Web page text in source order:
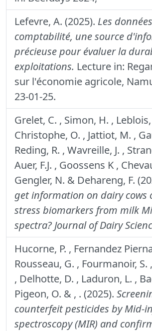
Lefevre, A. (2025). Les
comptabilité, une source
précieuse pour évaluer la
exploitations. Lecture in:
sur l'économie agricole,
23-01-25.
Grelet, C. , Simon, H. , Leblois,
Christophe, O. , Jattiot, M. ,
Reding, R. , Wavreille, J. ,
Auer, F.J. , Goossens K ,
Gengler, N. & Dehareng, F.
get information on dairy cows
stress biomarkers from milk
spectra? Journal of Dairy
Hucorne, P. , Fernandez
Rousseau, G. , Fourmanoir,
, Delhotte, D. , Laduron, L. ,
Pigeon, O. & , . (2025).
counterfeit pesticides by Mid-
spectroscopy (MIR) and